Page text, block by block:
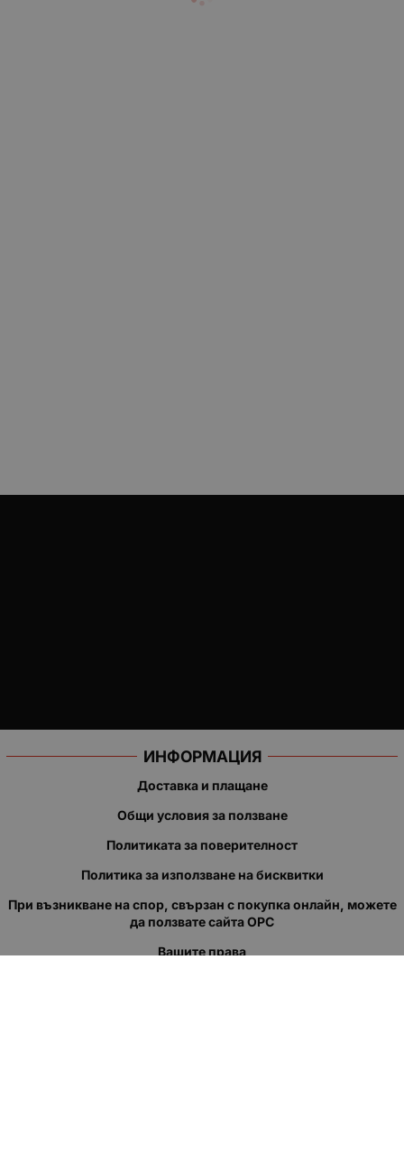
ИНФОРМАЦИЯ
Доставка и плащане
Общи условия за ползване
Политиката за поверителност
Политика за използване на бисквитки
При възникване на спор, свързан с покупка онлайн, можете
да ползвате сайта ОРС
Вашите права